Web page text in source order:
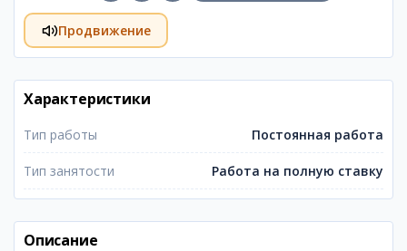
Продвижение
Характеристики
Тип работы Постоянная работа
Тип занятости Работа на полную ставку
Описание